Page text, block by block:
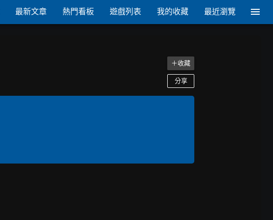
最新文章 熱門看板 遊戲列表 我的收藏 最近瀏覽
＋收藏
分享